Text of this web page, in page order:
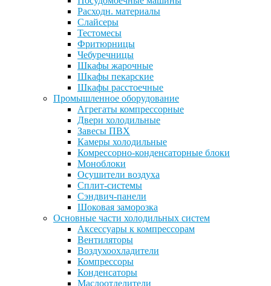
Расходн. материалы
Слайсеры
Тестомесы
Фритюрницы
Чебуречницы
Шкафы жарочные
Шкафы пекарские
Шкафы расстоечные
Промышленное оборудование
Агрегаты компрессорные
Двери холодильные
Завесы ПВХ
Камеры холодильные
Комрессорно-конденсаторные блоки
Моноблоки
Осушители воздуха
Сплит-системы
Сэндвич-панели
Шоковая заморозка
Основные части холодильных систем
Аксессуары к компрессорам
Вентиляторы
Воздухоохладители
Компрессоры
Конденсаторы
Маслоотделители